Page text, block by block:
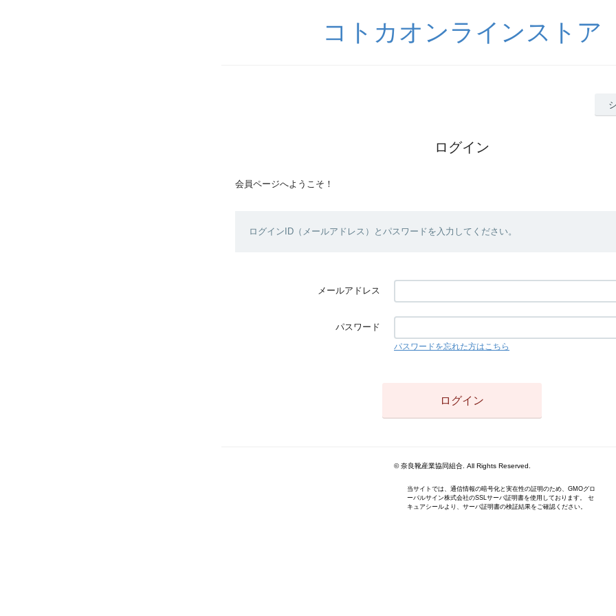
コトカオンラインストア
ログイン
会員ページへようこそ！
ログインID（メールアドレス）とパスワードを入力してください。
メールアドレス
パスワード
パスワードを忘れた方はこちら
© 奈良靴産業協同組合. All Rights Reserved.
当サイトでは、通信情報の暗号化と実在性の証明のため、GMOグロ
ーバルサイン株式会社のSSLサーバ証明書を使用しております。 セ
キュアシールより、サーバ証明書の検証結果をご確認ください。